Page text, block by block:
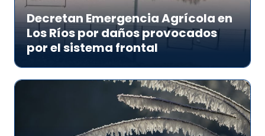
Decretan Emergencia Agrícola en
Los Ríos por daños provocados
por el sistema frontal